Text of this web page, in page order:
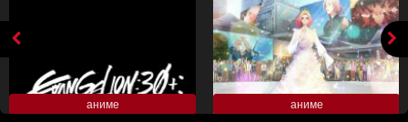
аниме аниме